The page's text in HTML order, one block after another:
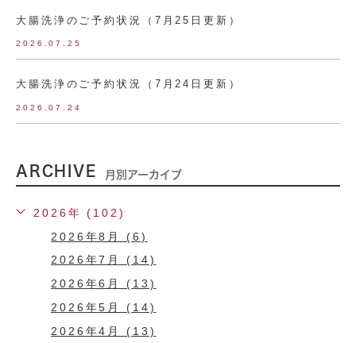
大腸洗浄のご予約状況（7月25日更新）
2026.07.25
大腸洗浄のご予約状況（7月24日更新）
2026.07.24
ARCHIVE 月別アーカイブ
2026年 (102)
2026年8月 (6)
2026年7月 (14)
2026年6月 (13)
2026年5月 (14)
2026年4月 (13)